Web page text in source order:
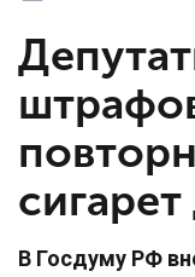
В Госдуму РФ